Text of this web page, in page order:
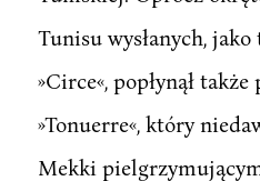
Tunisu wysłanych,
»Circe«, popłynął
»Tonuerre«, który
Mekki